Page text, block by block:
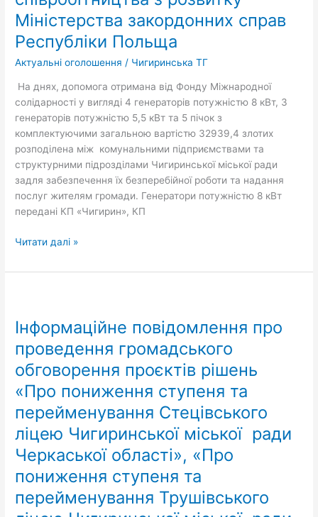
Міністерства закордонних справ
Республіки Польща
Актуальні оголошення / Чигиринська ТГ
На днях, допомога отримана від Фонду Міжнародної
солідарності у вигляді 4 генераторів потужністю 8 кВт, 3
генераторів потужністю 5,5 кВт та 5 пічок з
комплектуючими загальною вартістю 32939,4 злотих
розподілена між комунальними підприємствами та
структурними підрозділами Чигиринської міської ради
задля забезпечення їх безперебійної роботи та надання
послуг жителям громади. Генератори потужністю 8 кВт
передані КП «Чигирин», КП
Міністерства
закордонних
справ
Республіки
Читати далі »
Інформаційне повідомлення про
проведення громадського
обговорення проєктів рішень
«Про пониження ступеня та
перейменування Стецівського
ліцею Чигиринської міської ради
Черкаської області», «Про
пониження ступеня та
перейменування Трушівського
про
громадського
обговорення
проєктів
рішень
«Про
пониження
ступеня
перейменування
Стецівського
ліцею